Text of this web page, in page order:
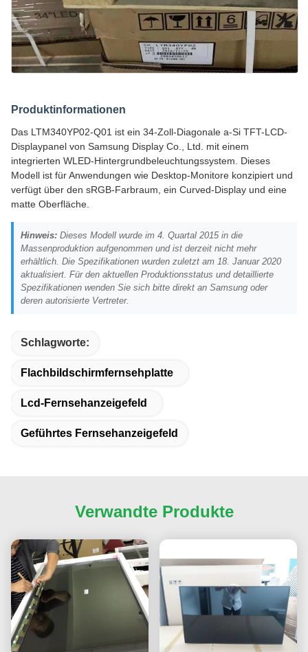
Produktinformationen
Das LTM340YP02-Q01 ist ein 34-Zoll-Diagonale a-Si TFT-LCD-
Displaypanel von Samsung Display Co., Ltd. mit einem
integrierten WLED-Hintergrundbeleuchtungssystem. Dieses
Modell ist für Anwendungen wie Desktop-Monitore konzipiert und
verfügt über den sRGB-Farbraum, ein Curved-Display und eine
matte Oberfläche.
Hinweis: Dieses Modell wurde im 4. Quartal 2015 in die
Massenproduktion aufgenommen und ist derzeit nicht mehr
erhältlich. Die Spezifikationen wurden zuletzt am 18. Januar 2020
aktualisiert. Für den aktuellen Produktionsstatus und detaillierte
Spezifikationen wenden Sie sich bitte direkt an Samsung oder
deren autorisierte Vertreter.
Schlagworte:
Flachbildschirmfernsehplatte
Lcd-Fernsehanzeigefeld
Geführtes Fernsehanzeigefeld
Verwandte Produkte